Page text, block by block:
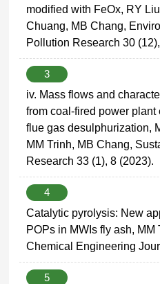
modified with FeOx, RY
Chuang, MB Chang,
Pollution Research 30
3
iv. Mass flows and
from coal-fired power
flue gas desulphurization,
MM Trinh, MB Chang,
Research 33 (1), 8 (2023).
4
Catalytic pyrolysis: New
POPs in MWIs fly ash, MM
Chemical Engineering
5